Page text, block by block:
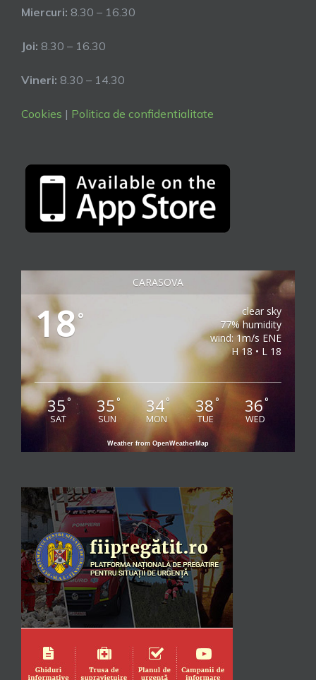
Miercuri: 8.30 – 16.30
Joi: 8.30 – 16.30
Vineri: 8.30 – 14.30
Cookies | Politica de confidentialitate
CARASOVA
18°
clear sky
77% humidity
wind: 1m/s ENE
H 18 • L 18
35°
SAT
35°
SUN
34°
MON
38°
TUE
36°
WED
Weather from OpenWeatherMap